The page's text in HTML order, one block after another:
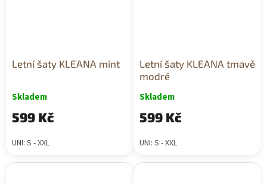
Letní šaty KLEANA mint
Skladem
599 Kč
UNI: S - XXL
Letní šaty KLEANA tmavě
modré
Skladem
599 Kč
UNI: S - XXL